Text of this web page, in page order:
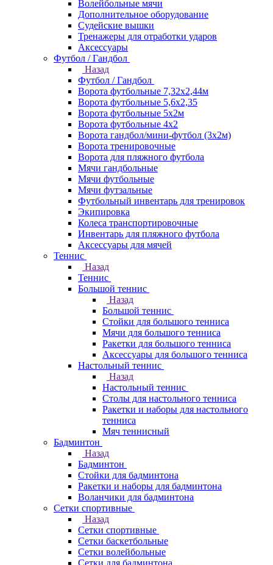
Волейбольные мячи
Дополнительное оборудование
Судейские вышки
Тренажеры для отработки ударов
Аксессуары
Футбол / Гандбол
Назад
Футбол / Гандбол
Ворота футбольные 7,32х2,44м
Ворота футбольные 5,6х2,35
Ворота футбольные 5х2м
Ворота футбольные 4х2
Ворота гандбол/мини-футбол (3х2м)
Ворота тренировочные
Ворота для пляжного футбола
Мячи гандбольные
Мячи футбольные
Мячи футзальные
Футбольный инвентарь для тренировок
Экипировка
Колеса транспортировочные
Инвентарь для пляжного футбола
Аксессуары для мячей
Теннис
Назад
Теннис
Большой теннис
Назад
Большой теннис
Стойки для большого тенниса
Мячи для большого тенниса
Ракетки для большого тенниса
Аксессуары для большого тенниса
Настольный теннис
Назад
Настольный теннис
Столы для настольного тенниса
Ракетки и наборы для настольного
тенниса
Мяч теннисный
Бадминтон
Назад
Бадминтон
Стойки для бадминтона
Ракетки и наборы для бадминтона
Воланчики для бадминтона
Сетки спортивные
Назад
Сетки спортивные
Сетки баскетбольные
Сетки волейбольные
Сетки для бадминтона